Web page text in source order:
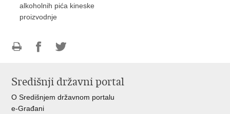
alkoholnih pića kineske
proizvodnje
FacebookuTwitteru
Središnji državni portal
O Središnjem državnom portalu
e-Građani